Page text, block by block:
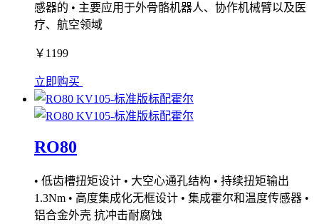
感器的 • 主要应用于外骨骼机器人、协作机械臂以及医
疗、航空领域
￥1199
立即购买
RO80
• 低齿槽扭矩设计 • 大空心通孔结构 • 持续扭矩输出
1.3Nm • 高度集成化无框设计 • 集成霍尔和温度传感器 •
铝合金外壳 抗冲击耐腐蚀